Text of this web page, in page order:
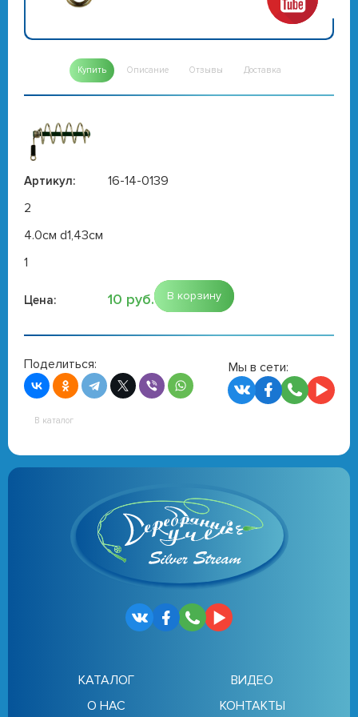
Купить Описание Отзывы Доставка
Артикул:
16-14-0139
2
4.0см d1,43см
1
Цена: 10 руб. В корзину
Поделиться: Мы в сети:
В каталог
КАТАЛОГ
О НАС
ВИДЕО
КОНТАКТЫ